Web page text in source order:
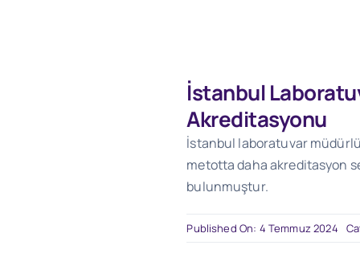
İstanbul
Akreditasyonu
İstanbul laboratuvar
metotta daha akreditasyon
bulunmuştur.
Published On: 4 Temmuz 2024